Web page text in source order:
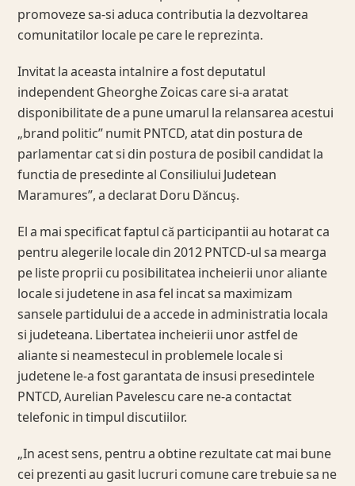
promoveze sa-si aduca contributia la dezvoltarea
comunitatilor locale pe care le reprezinta.
Invitat la aceasta intalnire a fost deputatul
independent Gheorghe Zoicas care si-a aratat
disponibilitate de a pune umarul la relansarea acestui
„brand politic” numit PNTCD, atat din postura de
parlamentar cat si din postura de posibil candidat la
functia de presedinte al Consiliului Judetean
Maramures”, a declarat Doru Dăncuş.
El a mai specificat faptul că participantii au hotarat ca
pentru alegerile locale din 2012 PNTCD-ul sa mearga
pe liste proprii cu posibilitatea incheierii unor aliante
locale si judetene in asa fel incat sa maximizam
sansele partidului de a accede in administratia locala
si judeteana. Libertatea incheierii unor astfel de
aliante si neamestecul in problemele locale si
judetene le-a fost garantata de insusi presedintele
PNTCD, Aurelian Pavelescu care ne-a contactat
telefonic in timpul discutiilor.
„In acest sens, pentru a obtine rezultate cat mai bune
cei prezenti au gasit lucruri comune care trebuie sa ne